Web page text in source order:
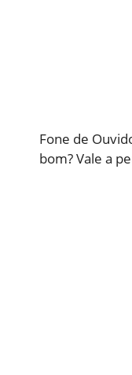
Fone de
bom? Vale a